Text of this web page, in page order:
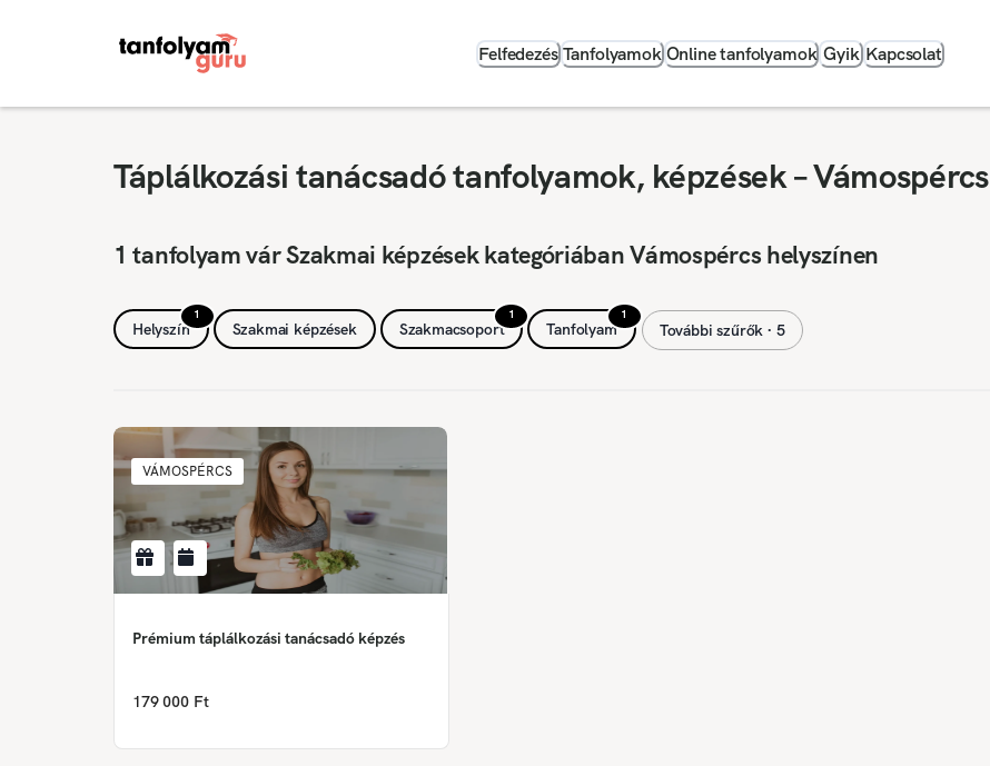
Felfedezés Tanfolyamok Online tanfolyamok Gyik Kapcsolat
Táplálkozási tanácsadó tanfolyamok, képzések – Vámospércs
1 tanfolyam vár Szakmai képzések kategóriában Vámospércs helyszínen
1
Helyszín Szakmai képzések
1
Szakmacsoport
1
Tanfolyam További szűrők ∙ 5
VÁMOSPÉRCS
Prémium táplálkozási tanácsadó képzés
179 000 Ft